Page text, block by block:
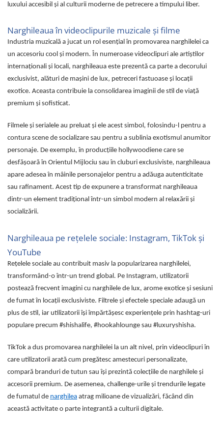
luxului accesibil și al culturii moderne de petrecere a timpului liber.
Narghileaua în videoclipurile muzicale și filme
Industria muzicală a jucat un rol esențial în promovarea narghilelei ca
un accesoriu cool și modern. În numeroase videoclipuri ale artiștilor
internaționali și locali, narghileaua este prezentă ca parte a decorului
exclusivist, alături de mașini de lux, petreceri fastuoase și locații
exotice. Aceasta contribuie la consolidarea imaginii de stil de viață
premium și sofisticat.
Filmele și serialele au preluat și ele acest simbol, folosindu-l pentru a
contura scene de socializare sau pentru a sublinia exotismul anumitor
personaje. De exemplu, în producțiile hollywoodiene care se
desfășoară în Orientul Mijlociu sau în cluburi exclusiviste, narghileaua
apare adesea în mâinile personajelor pentru a adăuga autenticitate
sau rafinament. Acest tip de expunere a transformat narghileaua
dintr-un element tradițional într-un simbol modern al relaxării și
socializării.
Narghileaua pe rețelele sociale: Instagram, TikTok și
YouTube
Rețelele sociale au contribuit masiv la popularizarea narghilelei,
transformând-o într-un trend global. Pe Instagram, utilizatorii
postează frecvent imagini cu narghilele de lux, arome exotice și sesiuni
de fumat în locații exclusiviste. Filtrele și efectele speciale adaugă un
plus de stil, iar utilizatorii își împărtășesc experiențele prin hashtag-uri
populare precum #shishalife, #hookahlounge sau #luxuryshisha.
TikTok a dus promovarea narghilelei la un alt nivel, prin videoclipuri în
care utilizatorii arată cum pregătesc amestecuri personalizate,
compară branduri de tutun sau își prezintă colecțiile de narghilele și
accesorii premium. De asemenea, challenge-urile și trendurile legate
de fumatul de narghilea atrag milioane de vizualizări, făcând din
această activitate o parte integrantă a culturii digitale.